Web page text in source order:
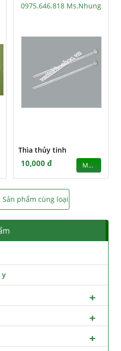
0975.646.818 Ms.Nhung
Thìa thủy tinh
10,000 đ MUA
Sản phẩm cùng loại
y